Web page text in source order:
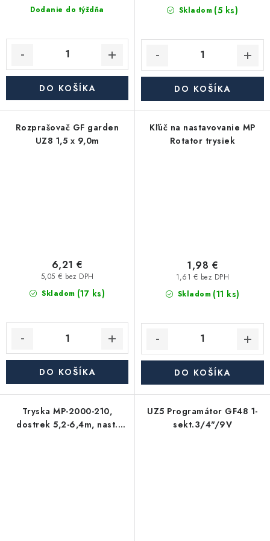
Dodanie do týždňa
DO KOŠÍKA
Skladom (5 ks)
DO KOŠÍKA
Rozprašovač GF garden
UZ8 1,5 x 9,0m
Skladom (17 ks)
5,05 € bez DPH
6,21 €
DO KOŠÍKA
Kľúč na nastavovanie MP
Rotator trysiek
Skladom (11 ks)
1,61 € bez DPH
1,98 €
DO KOŠÍKA
Tryska MP-2000-210,
dostrek 5,2-6,4m, nast.
UZ5 Programátor GF48 1-
sekt.3/4"/9V